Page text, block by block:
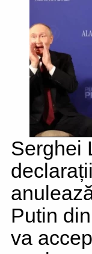
Serghei
Putin
va